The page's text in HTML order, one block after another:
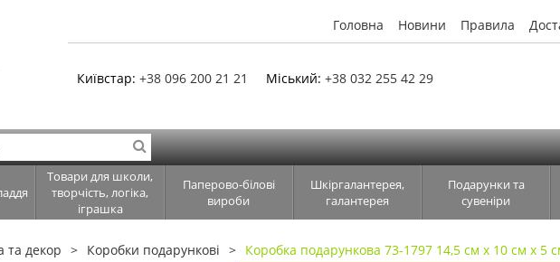
Головна Новини Правила
Київстар: +38 096 200 21 21 Міський: +38 032 255 42 29
Товари для школи,
творчість, логіка,
іграшка
Паперово-білові
вироби
Шкіргалантерея,
галантерея
Подарунки та
сувеніри
та декор Коробки подарункові Коробка подарункова 73-1797 14,5 см х 10 см х 5